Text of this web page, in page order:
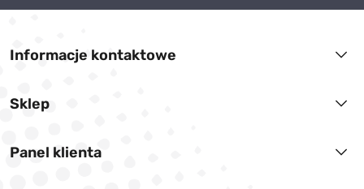
Informacje kontaktowe
Sklep
Panel klienta